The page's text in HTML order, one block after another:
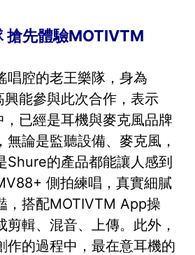
搶先體驗MOTIVTM
唱腔的老王樂隊，身為
能參與此次合作，表示
已經是耳機與麥克風品牌
無論是監聽設備、麥克風，
Shure的產品都能讓人感到
側拍練唱，真實細膩
，搭配MOTIVTM App操
剪輯、混音、上傳。此外，
作的過程中，最在意耳機的